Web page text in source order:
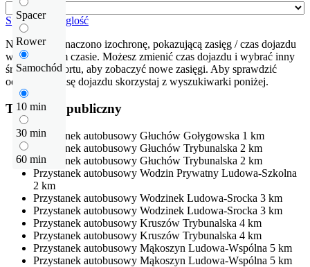
Spacer
Rower
Samochód
10 min
30 min
60 min
Sprawdź odleglość
Na mapie zaznaczono izochronę, pokazującą zasięg / czas dojazdu
w określonym czasie. Możesz zmienić czas dojazdu i wybrać inny
środek transportu, aby zobaczyć nowe zasięgi. Aby sprawdzić
odłegłość i trasę dojazdu skorzystaj z wyszukiwarki poniżej.
Transport publiczny
Przystanek autobusowy Głuchów Gołygowska 1 km
Przystanek autobusowy Głuchów Trybunalska 2 km
Przystanek autobusowy Głuchów Trybunalska 2 km
Przystanek autobusowy Wodzin Prywatny Ludowa-Szkolna
2 km
Przystanek autobusowy Wodzinek Ludowa-Srocka 3 km
Przystanek autobusowy Wodzinek Ludowa-Srocka 3 km
Przystanek autobusowy Kruszów Trybunalska 4 km
Przystanek autobusowy Kruszów Trybunalska 4 km
Przystanek autobusowy Mąkoszyn Ludowa-Wspólna 5 km
Przystanek autobusowy Mąkoszyn Ludowa-Wspólna 5 km